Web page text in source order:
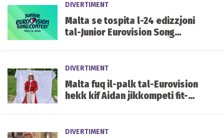
DIVERTIMENT
Malta se tospita l-24 edizzjoni
tal-Junior Eurovision Song
DIVERTIMENT
Malta fuq il-palk tal-Eurovision
hekk kif Aidan jikkompeti fit-
DIVERTIMENT